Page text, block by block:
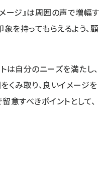
ージ』は周囲の声で増幅す
を持ってもらえるよう、顧
は自分のニーズを満たし、
くみ取り、良いイメージを
意すべきポイントとして、